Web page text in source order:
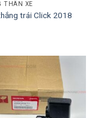
THÂN XE
trái Click 2018